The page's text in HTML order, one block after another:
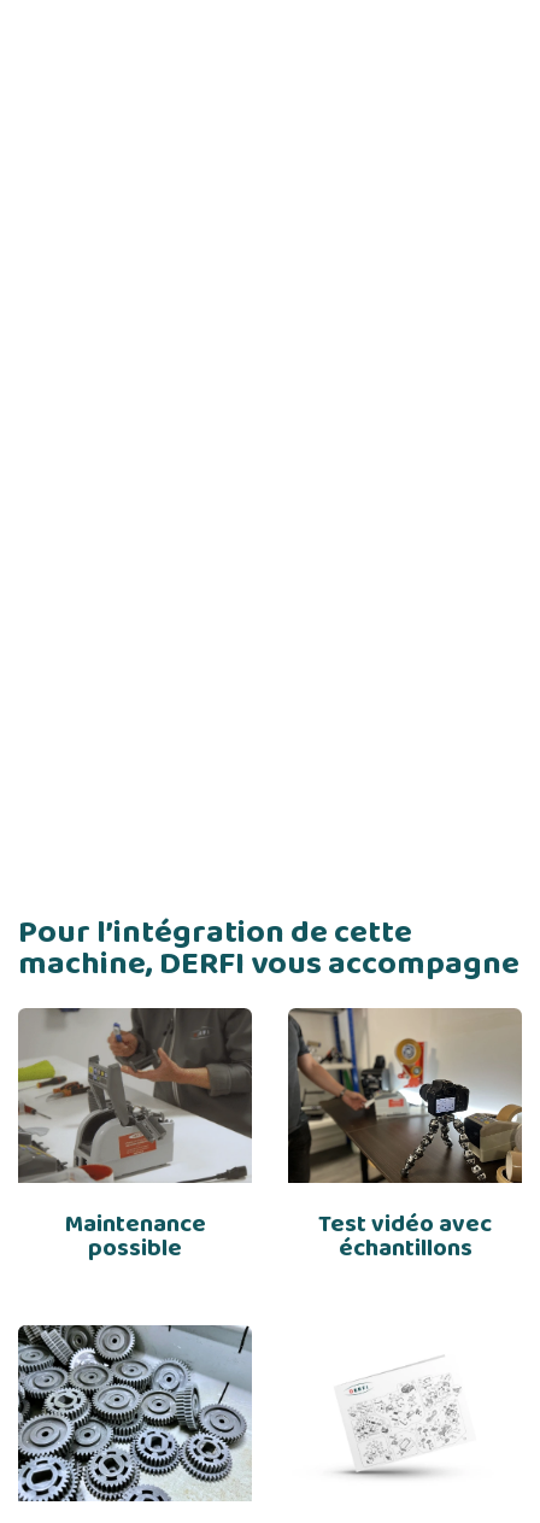
Pour l’intégration de cette
machine, DERFI vous accompagne
Maintenance
possible
Test vidéo avec
échantillons